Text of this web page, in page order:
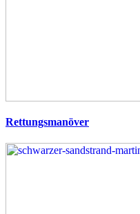
Rettungsmanöver